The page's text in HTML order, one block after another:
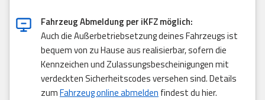
Fahrzeug Abmeldung per iKFZ möglich:
Auch die Außerbetriebsetzung deines Fahrzeugs ist
bequem von zu Hause aus realisierbar, sofern die
Kennzeichen und Zulassungsbescheinigungen mit
verdeckten Sicherheitscodes versehen sind. Details
zumFahrzeug online abmelden findest du hier.